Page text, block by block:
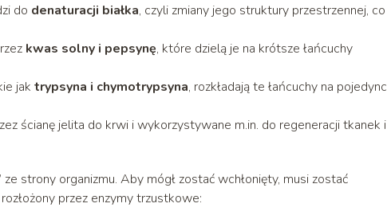
do denaturacji białka, czyli zmiany jego struktury przestrzennej, co
kwas solny i pepsynę, które dzielą je na krótsze łańcuchy
jak trypsyna i chymotrypsyna, rozkładają te łańcuchy na
ścianę jelita do krwi i wykorzystywane m.in. do regeneracji tkanek i
ze strony organizmu. Aby mógł zostać wchłonięty, musi zostać
przez enzymy trzustkowe: